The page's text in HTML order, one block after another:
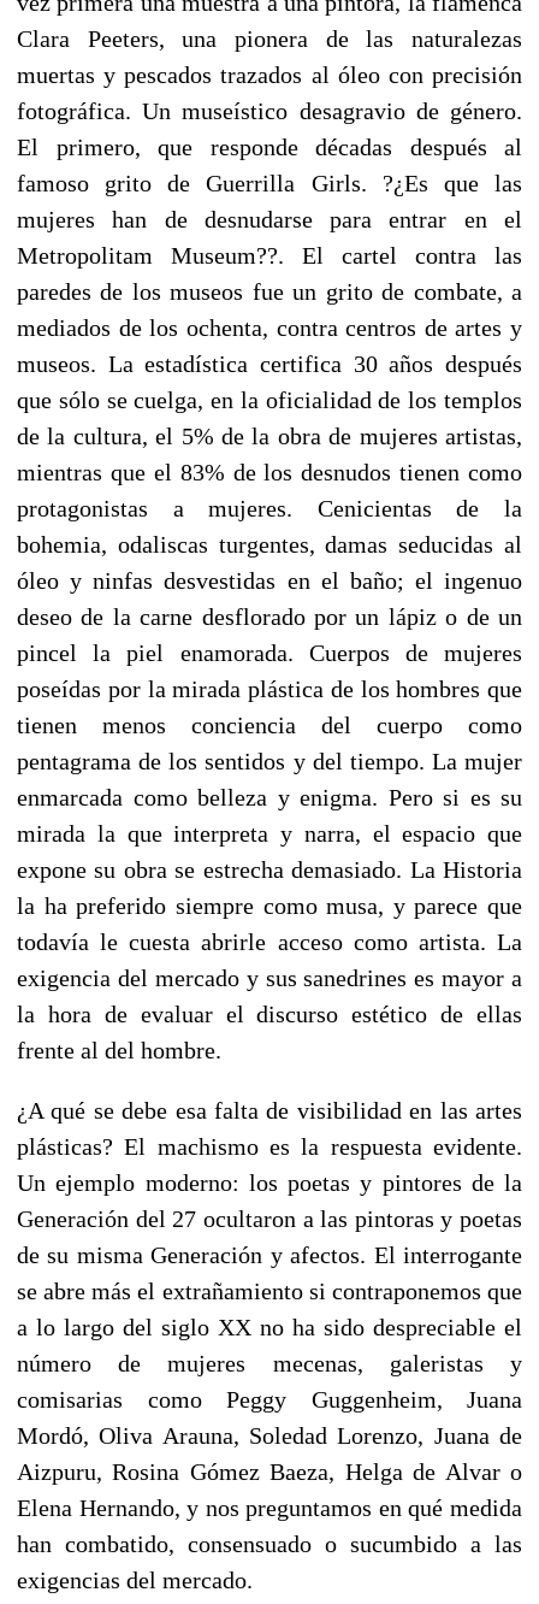
Clara Peeters, una pionera de las naturalezas
muertas y pescados trazados al óleo con precisión
fotográfica. Un museístico desagravio de género.
El primero, que responde décadas después al
famoso grito de Guerrilla Girls. ?¿Es que las
mujeres han de desnudarse para entrar en el
Metropolitam Museum??. El cartel contra las
paredes de los museos fue un grito de combate, a
mediados de los ochenta, contra centros de artes y
museos. La estadística certifica 30 años después
que sólo se cuelga, en la oficialidad de los templos
de la cultura, el 5% de la obra de mujeres artistas,
mientras que el 83% de los desnudos tienen como
protagonistas a mujeres. Cenicientas de la
bohemia, odaliscas turgentes, damas seducidas al
óleo y ninfas desvestidas en el baño; el ingenuo
deseo de la carne desflorado por un lápiz o de un
pincel la piel enamorada. Cuerpos de mujeres
poseídas por la mirada plástica de los hombres que
tienen menos conciencia del cuerpo como
pentagrama de los sentidos y del tiempo. La mujer
enmarcada como belleza y enigma. Pero si es su
mirada la que interpreta y narra, el espacio que
expone su obra se estrecha demasiado. La Historia
la ha preferido siempre como musa, y parece que
todavía le cuesta abrirle acceso como artista. La
exigencia del mercado y sus sanedrines es mayor a
la hora de evaluar el discurso estético de ellas
frente al del hombre.
¿A qué se debe esa falta de visibilidad en las artes
plásticas? El machismo es la respuesta evidente.
Un ejemplo moderno: los poetas y pintores de la
Generación del 27 ocultaron a las pintoras y poetas
de su misma Generación y afectos. El interrogante
se abre más el extrañamiento si contraponemos que
a lo largo del siglo XX no ha sido despreciable el
número de mujeres mecenas, galeristas y
comisarias como Peggy Guggenheim, Juana
Mordó, Oliva Arauna, Soledad Lorenzo, Juana de
Aizpuru, Rosina Gómez Baeza, Helga de Alvar o
Elena Hernando, y nos preguntamos en qué medida
han combatido, consensuado o sucumbido a las
exigencias del mercado.